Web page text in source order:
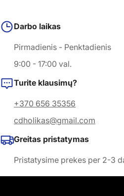
Darbo laikas
Pirmadienis - Penktadienis
9:00 - 17:00 val.
Turite klausimų?
+370 656 35356
cdholikas@gmail.com
Greitas pristatymas
Pristatysime prekes per 2-3